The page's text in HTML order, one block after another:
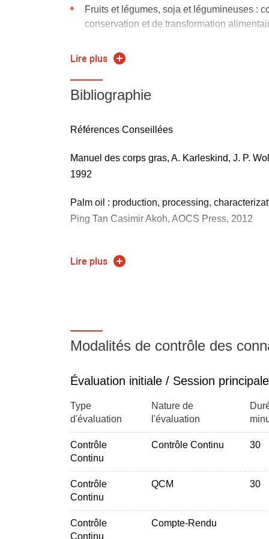
Fruits et légumes, soja et légumineuses :
conservation et de transformation
filières alimentaires, (conférence CTIFL) 3
molécules naturelles pour applications non
Disponibilité de la ressource et production
aspects réglementaires
Hydrogénation
(biocarburants, produits cosmétiques, pâtes à
Partie extraction cours 5 créneaux de cours, D
Lire plus
Bibliographie
Références Conseillées
Manuel des corps gras, A. Karleskind, J. P.
1992
Palm oil : production, processing,
Ping Tan Casimir Akoh, AOCS Press, 2012
DU BON USAGE DES RESSOURCES
Lire plus
Modalités de contrôle des
Évaluation initiale / Session principale
Type
d'évaluation
Nature de
l'évaluation
Contrôle
Continu
Contrôle Continu 30
Contrôle
Continu
QCM 30
Contrôle
Continu
Compte-Rendu